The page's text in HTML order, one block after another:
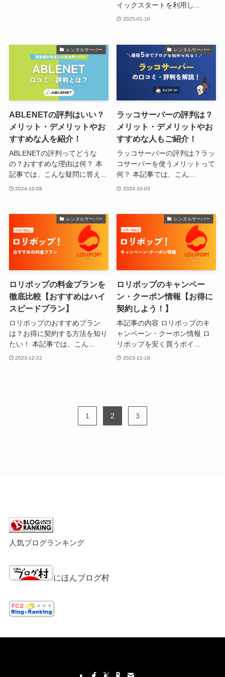
イックスタートを利用し...
2025-01-10
レンタルサーバー
ABLENETの評判はいい？
メリット・デメリットやお
すすめな人を紹介！
ABLENETの評判ってどうな
の？おすすめな理由は何？ 本
記事では、こんな疑問に答え...
2024-10-08
レンタルサーバー
ラッコサーバーの評判は？
メリット・デメリットやお
すすめな人もご紹介！
ラッコサーバーの評判は？ラッ
コサーバーを使うメリットって
何？ 本記事では、こん...
2024-10-03
レンタルサーバー
ロリポップの料金プランを
徹底比較【おすすめはハイ
スピードプラン】
ロリポップのおすすめプラン
は？お得に契約する方法を知り
たい！ 本記事では、こん...
2023-12-22
レンタルサーバー
ロリポップのキャンペー
ン・クーポン情報【お得に
契約しよう！】
本記事の内容 ロリポップのキ
ャンペーン・クーポン情報 ロ
リポップを安く買うポイ...
2023-12-18
1 2 3
人気ブログランキング
にほんブログ村